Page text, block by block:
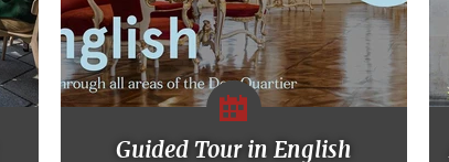
Guided Tour in English